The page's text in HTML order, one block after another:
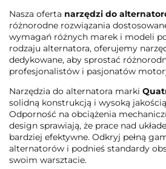
Nasza oferta narzędzi do
różnorodne rozwiązania
wymagań różnych marek i modeli
rodzaju alternatora, oferujemy
dedykowane, aby sprostać
profesjonalistów i pasjonatów
Narzędzia do alternatora marki
solidną konstrukcją i wysoką
Odporność na obciążenia
design sprawiają, że prace nad
bardziej efektywne. Odkryj pełną
alternatorów i podnieś standardy
swoim warsztacie.